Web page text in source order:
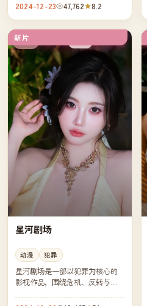
2024-12-23 47,762 8.2
新片
美国
星河剧场
动漫 犯罪
星河剧场是一部以犯罪为核心的
影视作品，围绕危机、反转与人